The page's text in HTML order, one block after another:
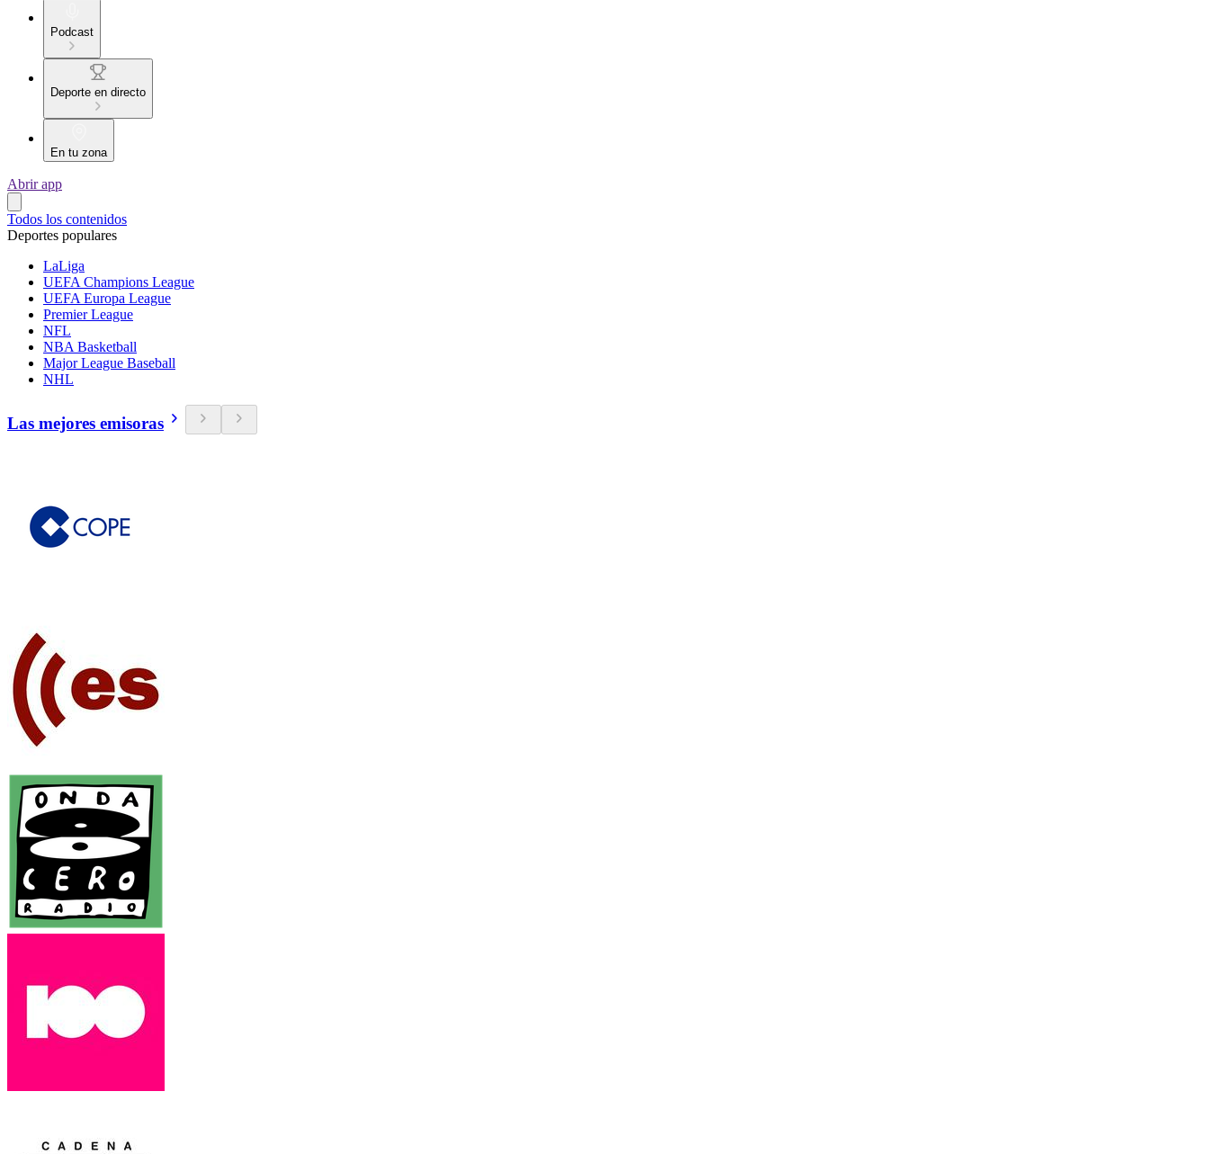
Podcast
Deporte en directo
En tu zona
Abrir app
Todos los contenidos
Deportes populares
LaLiga
UEFA Champions League
UEFA Europa League
Premier League
NFL
NBA Basketball
Major League Baseball
NHL
Las mejores emisoras